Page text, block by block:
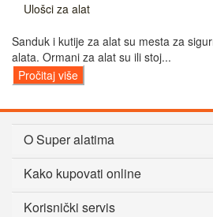
Ulošci za alat
Sanduk i kutije za alat su mesta za
alata. Ormani za alat su ili stoj...
Pročitaj više
O Super alatima
Kako kupovati online
Korisnički servis